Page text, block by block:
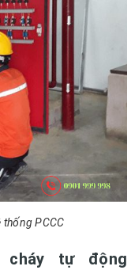
PCCC
cháy tự động